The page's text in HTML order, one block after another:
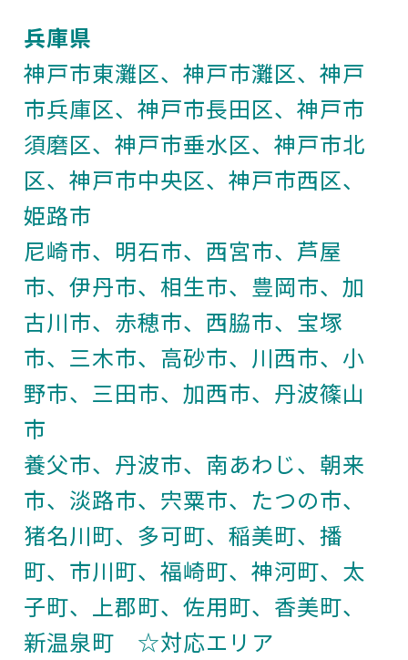
兵庫県
神戸市東灘区、神戸市灘区、神戸
市兵庫区、神戸市長田区、神戸市
須磨区、神戸市垂水区、神戸市北
区、神戸市中央区、神戸市西区、
姫路市
尼崎市、明石市、西宮市、芦屋
市、伊丹市、相生市、豊岡市、加
古川市、赤穂市、西脇市、宝塚
市、三木市、高砂市、川西市、小
野市、三田市、加西市、丹波篠山
市
養父市、丹波市、南あわじ、朝来
市、淡路市、宍粟市、たつの市、
猪名川町、多可町、稲美町、播
町、市川町、福崎町、神河町、太
子町、上郡町、佐用町、香美町、
新温泉町 ☆対応エリア